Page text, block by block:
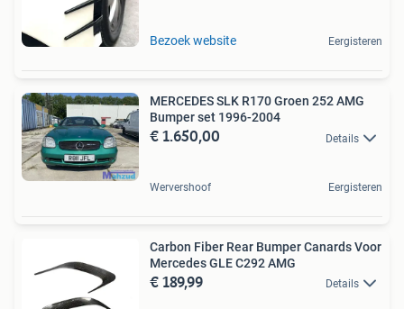
Bezoek website Eergisteren
MERCEDES SLK R170 Groen 252 AMG
Bumper set 1996-2004
€ 1.650,00 Details
Wervershoof Eergisteren
Carbon Fiber Rear Bumper Canards Voor
Mercedes GLE C292 AMG
€ 189,99 Details